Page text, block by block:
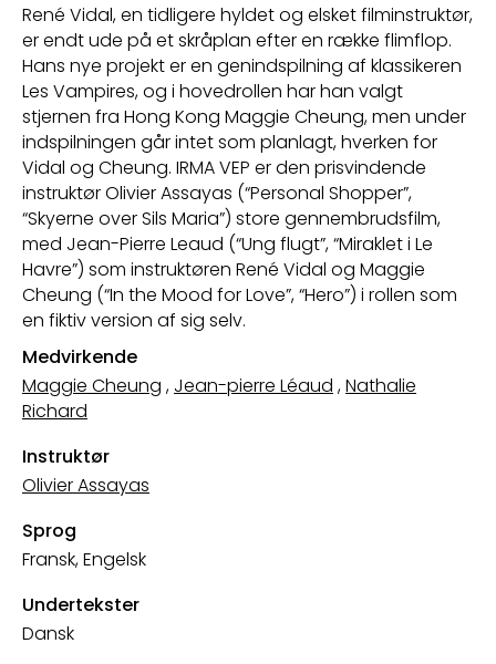
René Vidal, en tidligere hyldet og elsket filminstruktør,
er endt ude på et skråplan efter en række flimflop.
Hans nye projekt er en genindspilning af klassikeren
Les Vampires, og i hovedrollen har han valgt
stjernen fra Hong Kong Maggie Cheung, men under
indspilningen går intet som planlagt, hverken for
Vidal og Cheung. IRMA VEP er den prisvindende
instruktør Olivier Assayas (“Personal Shopper”,
“Skyerne over Sils Maria”) store gennembrudsfilm,
med Jean-Pierre Leaud (“Ung flugt”, “Miraklet i Le
Havre”) som instruktøren René Vidal og Maggie
Cheung (“In the Mood for Love”, “Hero”) i rollen som
en fiktiv version af sig selv.
Medvirkende
Maggie Cheung , Jean-pierre Léaud ,Nathalie
Richard
Instruktør
Olivier Assayas
Sprog
Fransk, Engelsk
Undertekster
Dansk